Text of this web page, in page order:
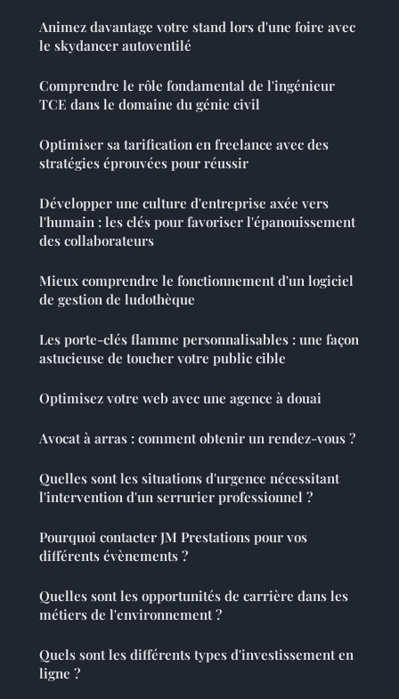
Animez davantage votre stand lors d'une foire avec
le skydancer autoventilé
Comprendre le rôle fondamental de l'ingénieur
TCE dans le domaine du génie civil
Optimiser sa tarification en freelance avec des
stratégies éprouvées pour réussir
Développer une culture d'entreprise axée vers
l'humain : les clés pour favoriser l'épanouissement
des collaborateurs
Mieux comprendre le fonctionnement d'un logiciel
de gestion de ludothèque
Les porte-clés flamme personnalisables : une façon
astucieuse de toucher votre public cible
Optimisez votre web avec une agence à douai
Avocat à arras : comment obtenir un rendez-vous ?
Quelles sont les situations d'urgence nécessitant
l'intervention d'un serrurier professionnel ?
Pourquoi contacter JM Prestations pour vos
différents évènements ?
Quelles sont les opportunités de carrière dans les
métiers de l'environnement ?
Quels sont les différents types d'investissement en
ligne ?